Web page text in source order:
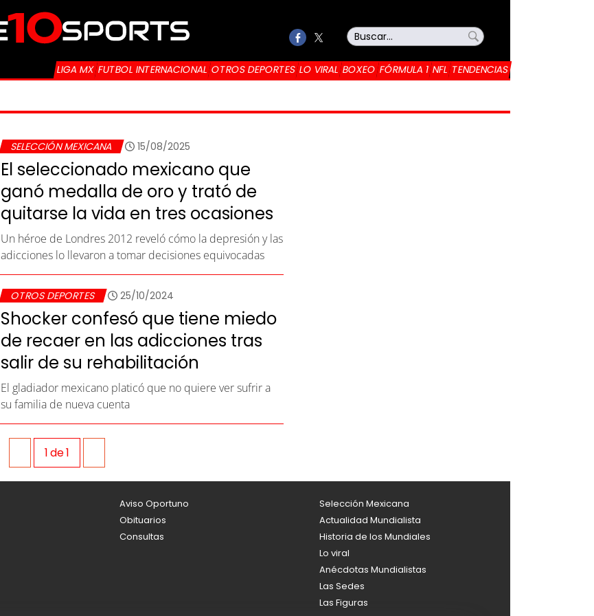
LIGA MX FUTBOL INTERNACIONAL OTROS DEPORTES LO VIRAL BOXEO FÓRMULA 1 NFL TENDENCIAS
SELECCIÓN MEXICANA 15/08/2025
El seleccionado mexicano que
ganó medalla de oro y trató de
quitarse la vida en tres ocasiones
Un héroe de Londres 2012 reveló cómo la depresión y las
adicciones lo llevaron a tomar decisiones equivocadas
OTROS DEPORTES 25/10/2024
Shocker confesó que tiene miedo
de recaer en las adicciones tras
salir de su rehabilitación
El gladiador mexicano platicó que no quiere ver sufrir a
su familia de nueva cuenta
1de1
Aviso Oportuno
Obituarios
Consultas
Selección Mexicana
Actualidad Mundialista
Historia de los Mundiales
Lo viral
Anécdotas Mundialistas
Las Sedes
Las Figuras